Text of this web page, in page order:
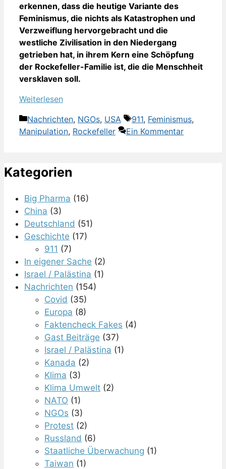
erkennen, dass die heutige Variante des
Feminismus, die nichts als Katastrophen und
Verzweiflung hervorgebracht und die
westliche Zivilisation in den Niedergang
getrieben hat, in ihrem Kern eine Schöpfung
der Rockefeller-Familie ist, die die Menschheit
versklaven soll.
Weiterlesen
Kategorien
Nachrichten, NGOs, USA Schlagwörter
911, Feminismus,
Manipulation, Rockefeller Ein Kommentar
Kategorien
Big Pharma (16)
China (3)
Deutschland (51)
Geschichte (17)
911 (7)
In eigener Sache (2)
Israel / Palästina (1)
Nachrichten (154)
Covid (35)
Europa (8)
Faktencheck Fakes (4)
Gast Beiträge (37)
Israel / Palästina (1)
Kanada (2)
Klima (3)
Klima Umwelt (2)
NATO (1)
NGOs (3)
Protest (2)
Russland (6)
Staatliche Überwachung (1)
Taiwan (1)